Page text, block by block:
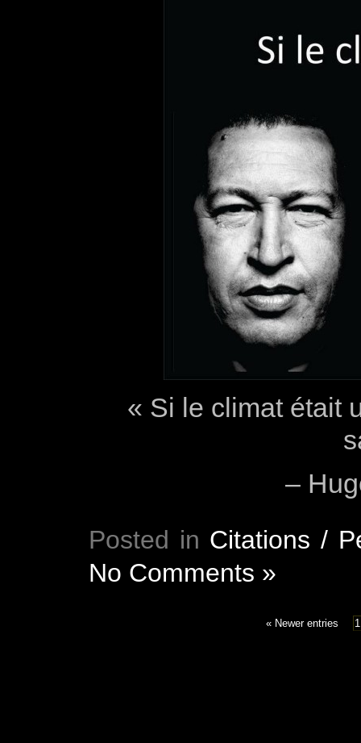
« Si le climat était
–
Posted in Citations /
No Comments »
« Newer entries 1